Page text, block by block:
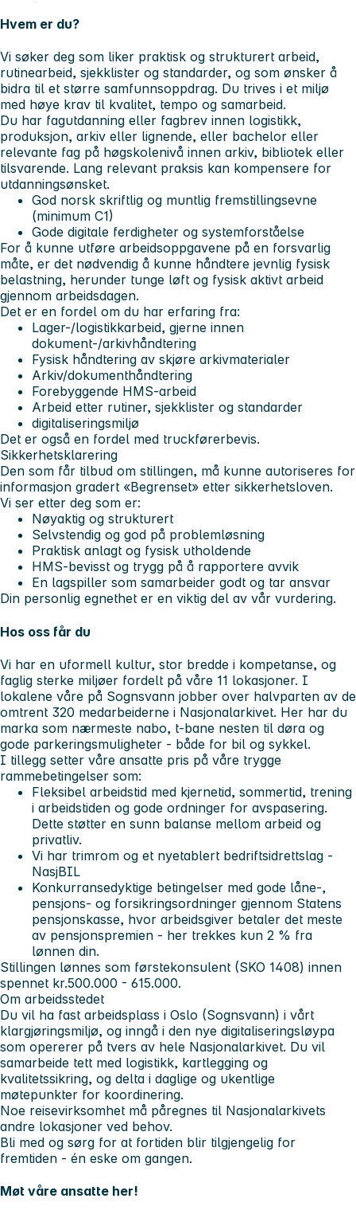
Hvem er du?
Vi søker deg som liker praktisk og strukturert arbeid,
rutinearbeid, sjekklister og standarder, og som ønsker å
bidra til et større samfunnsoppdrag. Du trives i et miljø
med høye krav til kvalitet, tempo og samarbeid.
Du har fagutdanning eller fagbrev innen logistikk,
produksjon, arkiv eller lignende, eller bachelor eller
relevante fag på høgskolenivå innen arkiv, bibliotek eller
tilsvarende. Lang relevant praksis kan kompensere for
utdanningsønsket.
God norsk skriftlig og muntlig fremstillingsevne
(minimum C1)
Gode digitale ferdigheter og systemforståelse
For å kunne utføre arbeidsoppgavene på en forsvarlig
måte, er det nødvendig å kunne håndtere jevnlig fysisk
belastning, herunder tunge løft og fysisk aktivt arbeid
gjennom arbeidsdagen.
Det er en fordel om du har erfaring fra:
Lager-/logistikkarbeid, gjerne innen
dokument-/arkivhåndtering
Fysisk håndtering av skjøre arkivmaterialer
Arkiv/dokumenthåndtering
Forebyggende HMS-arbeid
Arbeid etter rutiner, sjekklister og standarder
digitaliseringsmiljø
Det er også en fordel med truckførerbevis.
Sikkerhetsklarering
Den som får tilbud om stillingen, må kunne autoriseres for
informasjon gradert «Begrenset» etter sikkerhetsloven.
Vi ser etter deg som er:
Nøyaktig og strukturert
Selvstendig og god på problemløsning
Praktisk anlagt og fysisk utholdende
HMS-bevisst og trygg på å rapportere avvik
En lagspiller som samarbeider godt og tar ansvar
Din personlig egnethet er en viktig del av vår vurdering.
Hos oss får du
Vi har en uformell kultur, stor bredde i kompetanse, og
faglig sterke miljøer fordelt på våre 11 lokasjoner. I
lokalene våre på Sognsvann jobber over halvparten av de
omtrent 320 medarbeiderne i Nasjonalarkivet. Her har du
marka som nærmeste nabo, t-bane nesten til døra og
gode parkeringsmuligheter - både for bil og sykkel.
I tillegg setter våre ansatte pris på våre trygge
rammebetingelser som:
Fleksibel arbeidstid med kjernetid, sommertid, trening
i arbeidstiden og gode ordninger for avspasering.
Dette støtter en sunn balanse mellom arbeid og
privatliv.
Vi har trimrom og et nyetablert bedriftsidrettslag -
NasjBIL
Konkurransedyktige betingelser med gode låne-,
pensjons- og forsikringsordninger gjennom Statens
pensjonskasse, hvor arbeidsgiver betaler det meste
av pensjonspremien - her trekkes kun 2 % fra
lønnen din.
Stillingen lønnes som førstekonsulent (SKO 1408) innen
spennet kr.500.000 - 615.000.
Om arbeidsstedet
Du vil ha fast arbeidsplass i Oslo (Sognsvann) i vårt
klargjøringsmiljø, og inngå i den nye digitaliseringsløypa
som opererer på tvers av hele Nasjonalarkivet. Du vil
samarbeide tett med logistikk, kartlegging og
kvalitetssikring, og delta i daglige og ukentlige
møtepunkter for koordinering.
Noe reisevirksomhet må påregnes til Nasjonalarkivets
andre lokasjoner ved behov.
Bli med og sørg for at fortiden blir tilgjengelig for
fremtiden - én eske om gangen.
Møt våre ansatte her!